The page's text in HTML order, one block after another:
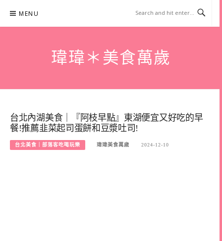
content
MENU
瑋瑋＊美食萬歲
台北內湖美食｜『阿枝早點』東湖便宜又好吃的早
餐!推薦韭菜起司蛋餅和豆漿吐司!
台北美食｜部落客吃喝玩樂 瑋瑋美食萬歲 2024-12-10